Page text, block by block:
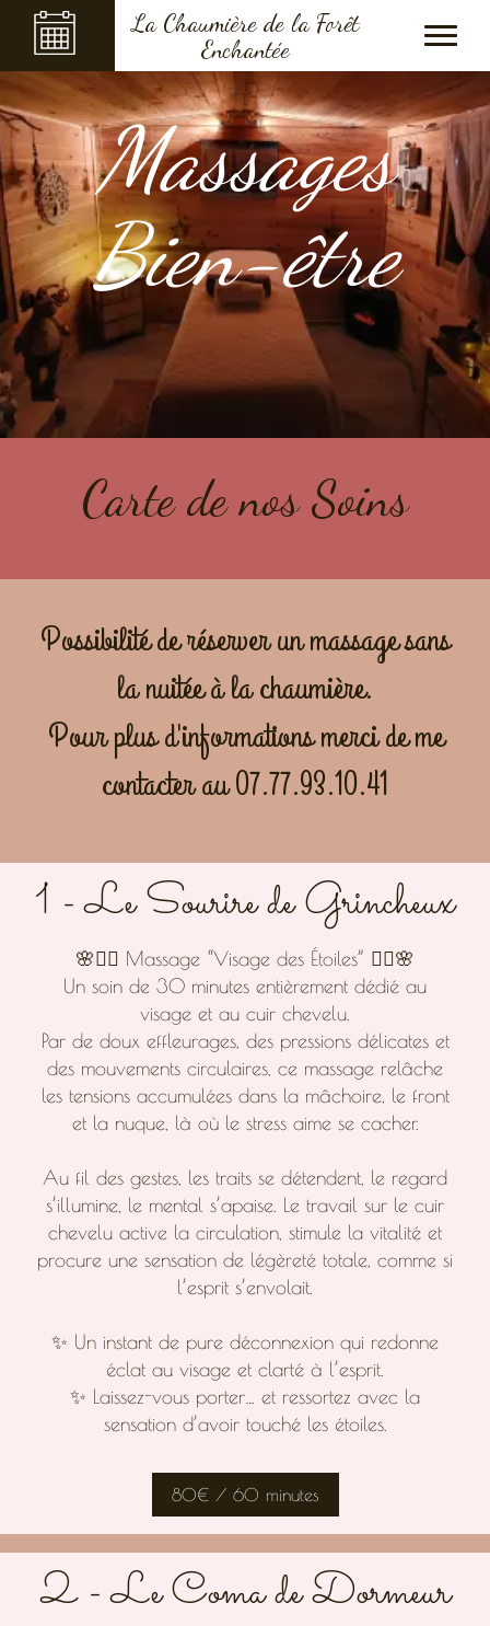
La Chaumière de la Forêt
Enchantée
Massages
Bien-être
Carte de nos Soins
Possibilité de réserver un massage sans
la nuitée à la chaumière.
Pour plus d'informations merci de me
contacter au 07.77.93.10.41
1 - Le Sourire de Grincheux
🌸💆‍♀️ Massage “Visage des Étoiles” 💆‍♀️🌸
Un soin de 30 minutes entièrement dédié au
visage et au cuir chevelu.
Par de doux effleurages, des pressions délicates et
des mouvements circulaires, ce massage relâche
les tensions accumulées dans la mâchoire, le front
et la nuque, là où le stress aime se cacher.
Au fil des gestes, les traits se détendent, le regard
s’illumine, le mental s’apaise. Le travail sur le cuir
chevelu active la circulation, stimule la vitalité et
procure une sensation de légèreté totale, comme si
l’esprit s’envolait.
✨ Un instant de pure déconnexion qui redonne
éclat au visage et clarté à l’esprit.
✨ Laissez-vous porter… et ressortez avec la
sensation d’avoir touché les étoiles.
80€ / 60 minutes
2 - Le Coma de Dormeur